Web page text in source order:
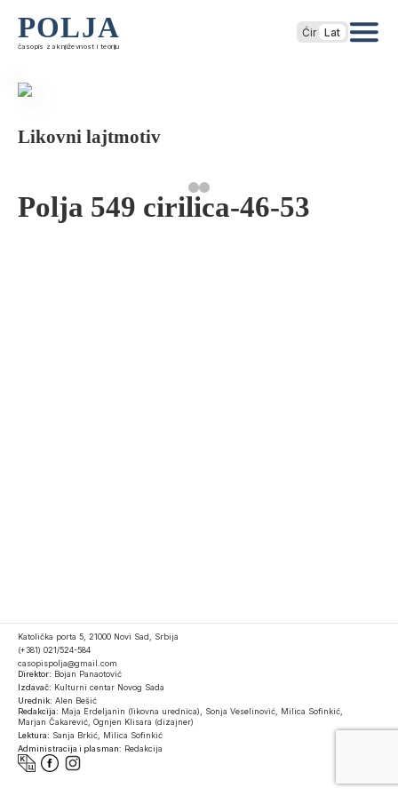
POLJA
časopis za književnost i teoriju
Ćir Lat
Likovni lajtmotiv
Polja 549 cirilica-46-53
Katolička porta 5, 21000 Novi Sad, Srbija
(+381) 021/524-584
casopispolja@gmail.com
Direktor: Bojan Panaotović
Izdavač: Kulturni centar Novog Sada
Urednik: Alen Bešić
Redakcija: Maja Erdeljanin (likovna urednica), Sonja Veselinović, Milica Sofinkić,
Marjan Čakarević, Ognjen Klisara (dizajner)
Lektura: Sanja Brkić, Milica Sofinkić
Administracija i plasman: Redakcija